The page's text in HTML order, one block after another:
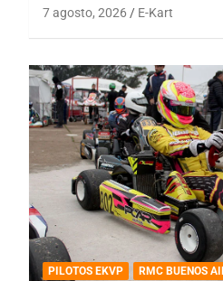
7 agosto, 2026 E-Kart
PILOTOS EKVP RMC BUENOS